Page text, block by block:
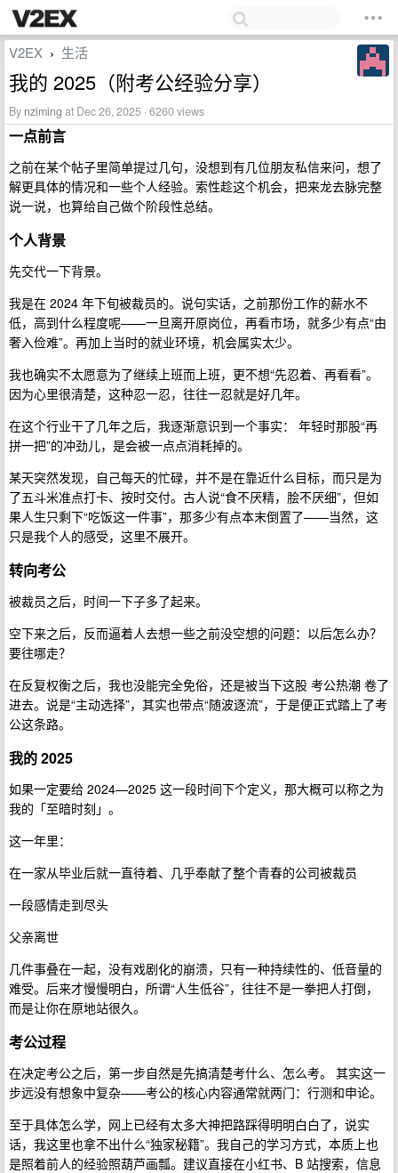
V2EX › 生活
我的 2025（附考公经验分享）
By nziming at Dec 26, 2025 · 6260 views
一点前言
之前在某个帖子里简单提过几句，没想到有几位朋友私信来问，想了
解更具体的情况和一些个人经验。索性趁这个机会，把来龙去脉完整
说一说，也算给自己做个阶段性总结。
个人背景
先交代一下背景。
我是在 2024 年下旬被裁员的。说句实话，之前那份工作的薪水不
低，高到什么程度呢——一旦离开原岗位，再看市场，就多少有点“由
奢入俭难”。再加上当时的就业环境，机会属实太少。
我也确实不太愿意为了继续上班而上班，更不想“先忍着、再看看”。
因为心里很清楚，这种忍一忍，往往一忍就是好几年。
在这个行业干了几年之后，我逐渐意识到一个事实： 年轻时那股“再
拼一把”的冲劲儿，是会被一点点消耗掉的。
某天突然发现，自己每天的忙碌，并不是在靠近什么目标，而只是为
了五斗米准点打卡、按时交付。古人说“食不厌精，脍不厌细”，但如
果人生只剩下“吃饭这一件事”，那多少有点本末倒置了——当然，这
只是我个人的感受，这里不展开。
转向考公
被裁员之后，时间一下子多了起来。
空下来之后，反而逼着人去想一些之前没空想的问题：以后怎么办？
要往哪走？
在反复权衡之后，我也没能完全免俗，还是被当下这股 考公热潮 卷了
进去。说是“主动选择”，其实也带点“随波逐流”，于是便正式踏上了考
公这条路。
我的 2025
如果一定要给 2024—2025 这一段时间下个定义，那大概可以称之为
我的「至暗时刻」。
这一年里：
在一家从毕业后就一直待着、几乎奉献了整个青春的公司被裁员
一段感情走到尽头
父亲离世
几件事叠在一起，没有戏剧化的崩溃，只有一种持续性的、低音量的
难受。后来才慢慢明白，所谓“人生低谷”，往往不是一拳把人打倒，
而是让你在原地站很久。
考公过程
在决定考公之后，第一步自然是先搞清楚考什么、怎么考。 其实这一
步远没有想象中复杂——考公的核心内容通常就两门：行测和申论。
至于具体怎么学，网上已经有太多大神把路踩得明明白白了，说实
话，我这里也拿不出什么“独家秘籍”。我自己的学习方式，本质上也
是照着前人的经验照葫芦画瓢。建议直接在小红书、B 站搜索，信息